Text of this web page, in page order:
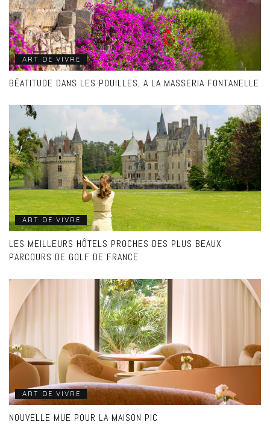
ART DE VIVRE
BÉATITUDE DANS LES POUILLES, A LA MASSERIA FONTANELLE
ART DE VIVRE
LES MEILLEURS HÔTELS PROCHES DES PLUS BEAUX
PARCOURS DE GOLF DE FRANCE
ART DE VIVRE
NOUVELLE MUE POUR LA MAISON PIC